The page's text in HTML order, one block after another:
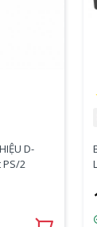
D-
PS/2